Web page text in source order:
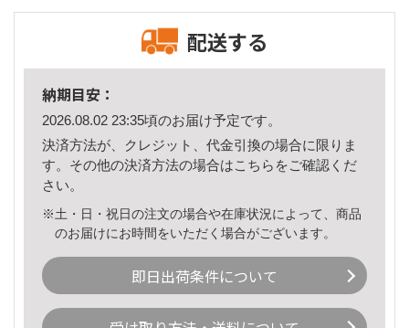
配送する
納期目安：
2026.08.02 23:35頃のお届け予定です。
決済方法が、クレジット、代金引換の場合に限りま
す。その他の決済方法の場合はこちら をご確認くだ
さい。
※土・日・祝日の注文の場合や在庫状況によって、商品
のお届けにお時間をいただく場合がございます。
即日出荷条件について